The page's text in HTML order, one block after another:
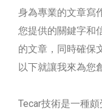
身為專業的文章寫
您提供的關鍵字和
的文章，同時確保
以下就讓我來為您
Tecar技術是一種